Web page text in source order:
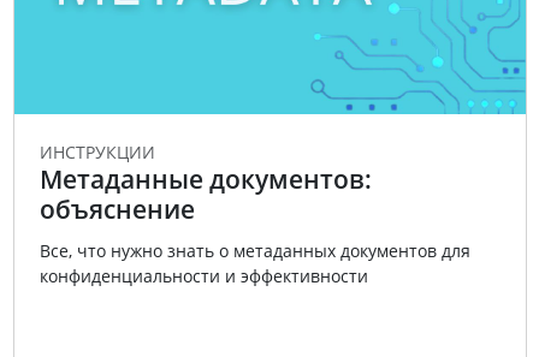
ИНСТРУКЦИИ
Метаданные документов:
объяснение
Все, что нужно знать о метаданных документов для
конфиденциальности и эффективности